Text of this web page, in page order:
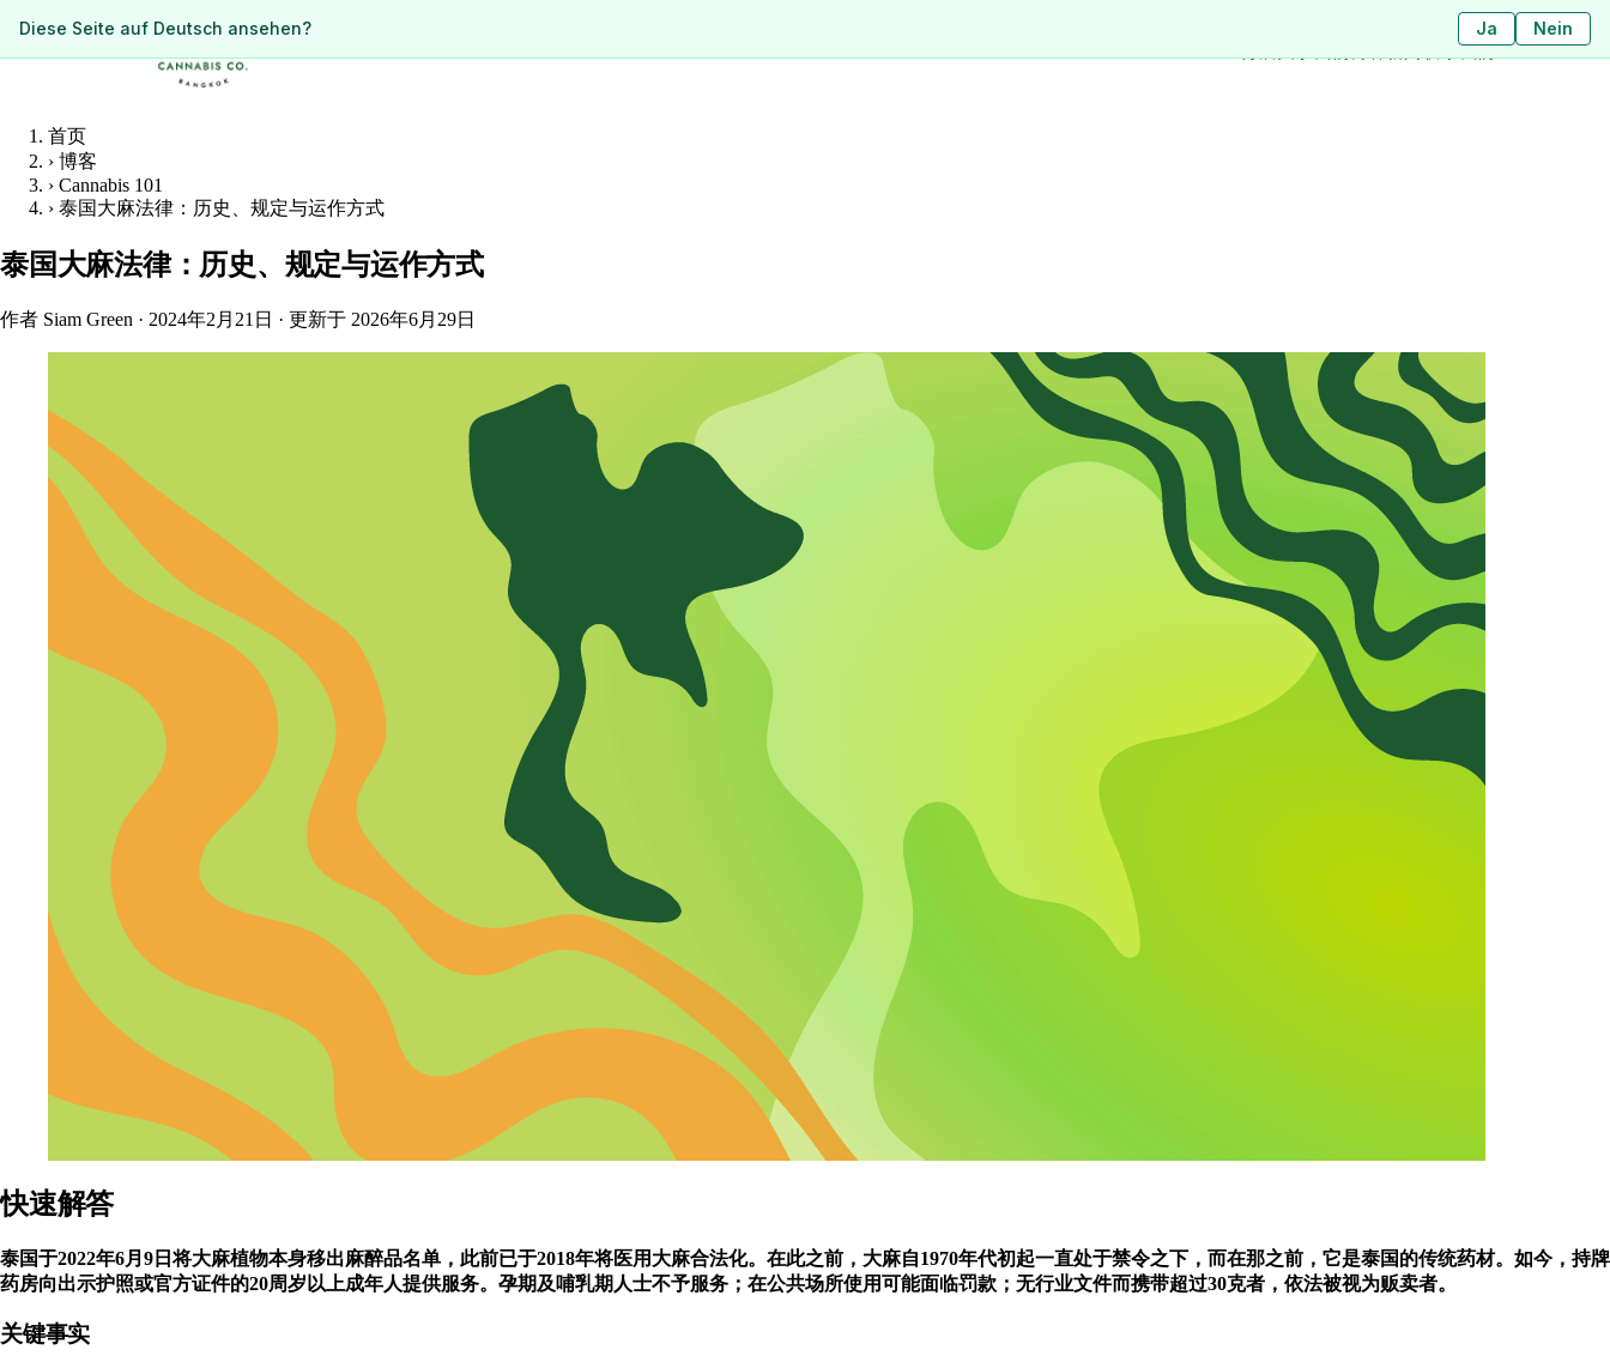
ดูหน้านี้เป็นภาษาไทย? ใช่ ไม่ใช่
Diese Seite auf Deutsch ansehen? Ja Nein
联系我们
首页
› 博客
› Cannabis 101
› 泰国大麻法律：历史、规定与运作方式
泰国大麻法律：历史、规定与运作方式
作者 Siam Green · 2024年2月21日 · 更新于 2026年6月29日
快速解答
泰国于2022年6月9日将大麻植物本身移出麻醉品名单，此前已于2018年将医用大麻合法化。在此之前，大麻自1970年代初起一直处于禁令之下，而在那之前，它是泰国的传统药材。如今，持牌
药房向出示护照或官方证件的20周岁以上成年人提供服务。孕期及哺乳期人士不予服务；在公共场所使用可能面临罚款；无行业文件而携带超过30克者，依法被视为贩卖者。
关键事实